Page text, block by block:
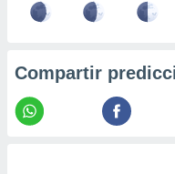
Compartir